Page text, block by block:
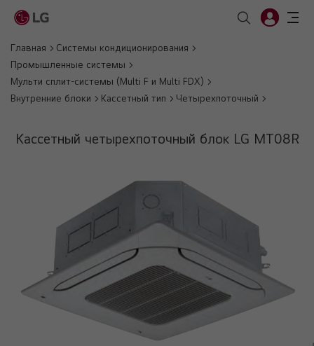
Главная
Системы кондиционирования
Промышленные системы
Мульти сплит-системы (Multi F и Multi FDX)
Внутренние блоки
Кассетный тип Четырехпоточный
Кассетный четырехпоточный блок LG MT08R